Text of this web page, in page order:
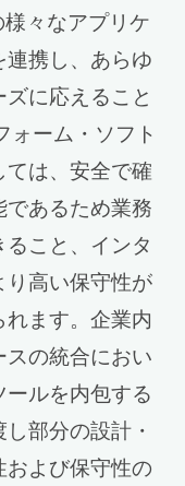
様々なアプリケ
連携し、あらゆ
に応えること
ォーム・ソフト
ては、安全で確
あるため業務
こと、インタ
り高い保守性が
ます。企業内
スの統合におい
ルを内包する
部分の設計・
および保守性の